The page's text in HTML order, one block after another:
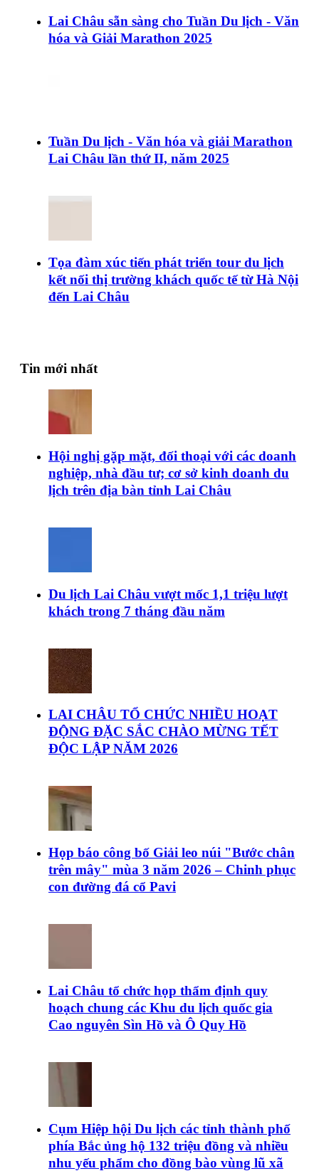
Lai Châu sẵn sàng cho Tuần Du lịch - Văn
hóa và Giải Marathon 2025
Tuần Du lịch - Văn hóa và giải Marathon
Lai Châu lần thứ II, năm 2025
Tọa đàm xúc tiến phát triển tour du lịch
kết nối thị trường khách quốc tế từ Hà Nội
đến Lai Châu
Tin mới nhất
Hội nghị gặp mặt, đối thoại với các doanh
nghiệp, nhà đầu tư; cơ sở kinh doanh du
lịch trên địa bàn tỉnh Lai Châu
Du lịch Lai Châu vượt mốc 1,1 triệu lượt
khách trong 7 tháng đầu năm
LAI CHÂU TỔ CHỨC NHIỀU HOẠT
ĐỘNG ĐẶC SẮC CHÀO MỪNG TẾT
ĐỘC LẬP NĂM 2026
Họp báo công bố Giải leo núi "Bước chân
trên mây" mùa 3 năm 2026 – Chinh phục
con đường đá cổ Pavi
Lai Châu tổ chức họp thẩm định quy
hoạch chung các Khu du lịch quốc gia
Cao nguyên Sìn Hồ và Ô Quy Hồ
Cụm Hiệp hội Du lịch các tỉnh thành phố
phía Bắc ủng hộ 132 triệu đồng và nhiều
nhu yếu phẩm cho đồng bào vùng lũ xã